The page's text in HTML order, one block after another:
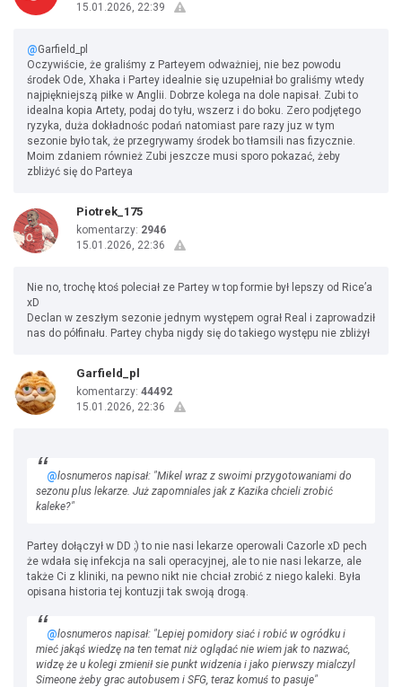
15.01.2026, 22:39
@Garfield_pl
Oczywiście, że graliśmy z Parteyem odważniej, nie bez powodu
środek Ode, Xhaka i Partey idealnie się uzupełniał bo graliśmy wtedy
najpiękniejszą piłke w Anglii. Dobrze kolega na dole napisał. Zubi to
idealna kopia Artety, podaj do tyłu, wszerz i do boku. Zero podjętego
ryzyka, duża dokładnośc podań natomiast pare razy juz w tym
sezonie było tak, że przegrywamy środek bo tłamsili nas fizycznie.
Moim zdaniem również Zubi jeszcze musi sporo pokazać, żeby
zbliżyć się do Parteya
Piotrek_175
komentarzy: 2946
15.01.2026, 22:36
Nie no, trochę ktoś poleciał ze Partey w top formie był lepszy od Rice’a
xD
Declan w zeszłym sezonie jednym występem ograł Real i zaprowadził
nas do półfinału. Partey chyba nigdy się do takiego występu nie zbliżył
Garfield_pl
komentarzy: 44492
15.01.2026, 22:36
@losnumeros napisał: "Mikel wraz z swoimi przygotowaniami do
sezonu plus lekarze. Już zapomniales jak z Kazika chcieli zrobić
kaleke?"
Partey dołączył w DD ;) to nie nasi lekarze operowali Cazorle xD pech
że wdała się infekcja na sali operacyjnej, ale to nie nasi lekarze, ale
także Ci z kliniki, na pewno nikt nie chciał zrobić z niego kaleki. Była
opisana historia tej kontuzji tak swoją drogą.
@losnumeros napisał: "Lepiej pomidory siać i robić w ogródku i
mieć jakąś wiedzę na ten temat niż oglądać nie wiem jak to nazwać,
widzę że u kolegi zmienił sie punkt widzenia i jako pierwszy mialczyl
Simeone żeby grac autobusem i SFG, teraz komuś to pasuje"